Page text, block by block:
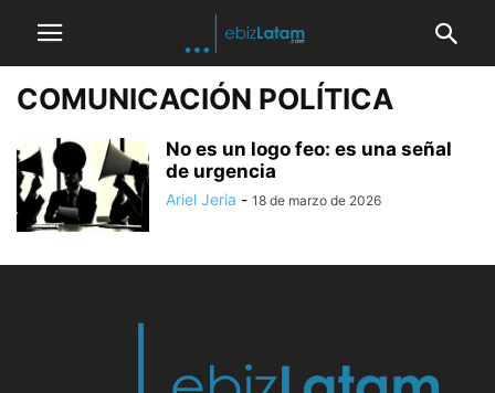
COMUNICACIÓN POLÍTICA
No es un logo feo: es una señal
de urgencia
Ariel Jeria - 18 de marzo de 2026